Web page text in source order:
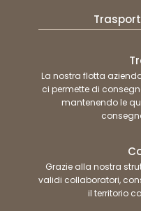
La nostra flotta
ci permette di
mantenendo le
Grazie alla nostra
validi collaboratori,
il territorio